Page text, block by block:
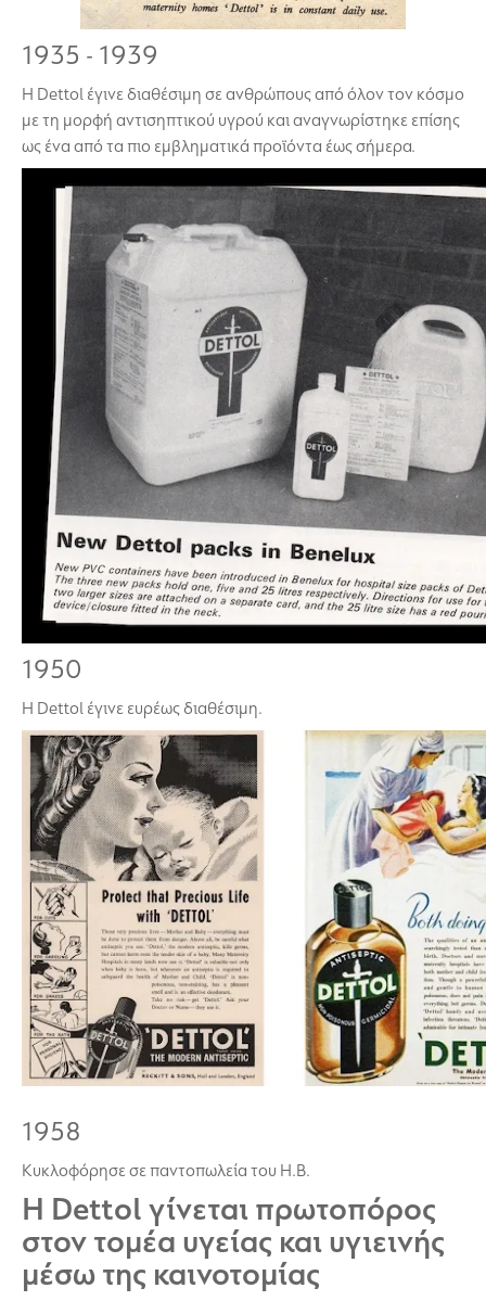
1935 - 1939
Η Dettol έγινε διαθέσιμη σε ανθρώπους από όλον τον κόσμο
με τη μορφή αντισηπτικού υγρού και αναγνωρίστηκε επίσης
ως ένα από τα πιο εμβληματικά προϊόντα έως σήμερα.
1950
Η Dettol έγινε ευρέως διαθέσιμη.
1958
Κυκλοφόρησε σε παντοπωλεία του Η.Β.
Η Dettol γίνεται πρωτοπόρος
στον τομέα υγείας και υγιεινής
μέσω της καινοτομίας